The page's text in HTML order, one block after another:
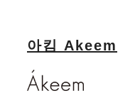
아킴 Akeem